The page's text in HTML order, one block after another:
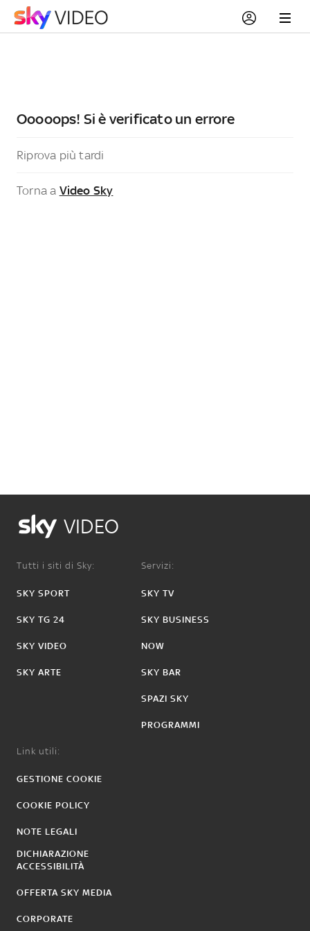
Ooooops! Si è verificato un errore
Riprova più tardi
Torna a Video Sky
VIDEO
Tutti i siti di Sky:
SKY SPORT
SKY TG 24
SKY VIDEO
SKY ARTE
Servizi:
SKY TV
SKY BUSINESS
NOW
SKY BAR
SPAZI SKY
PROGRAMMI
Link utili:
GESTIONE COOKIE
COOKIE POLICY
NOTE LEGALI
DICHIARAZIONE
ACCESSIBILITÀ
OFFERTA SKY MEDIA
CORPORATE